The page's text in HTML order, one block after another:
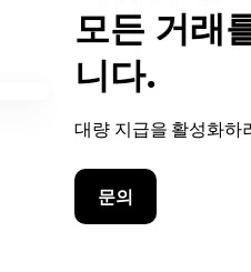
모든 거래
니다.
대량 지급을 활성화하
문의